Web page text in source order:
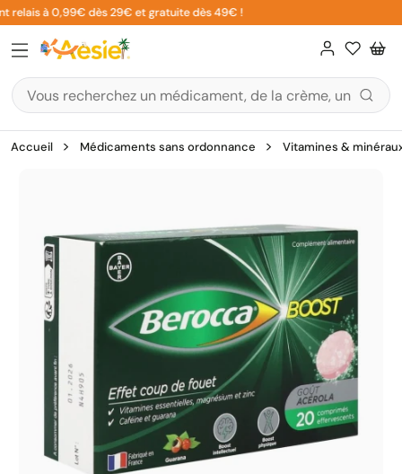
Aller
au
contenu
à 0,99€ dès 29€ et gratuite dès 49€ !
Accueil Médicaments sans ordonnance Vitamines &